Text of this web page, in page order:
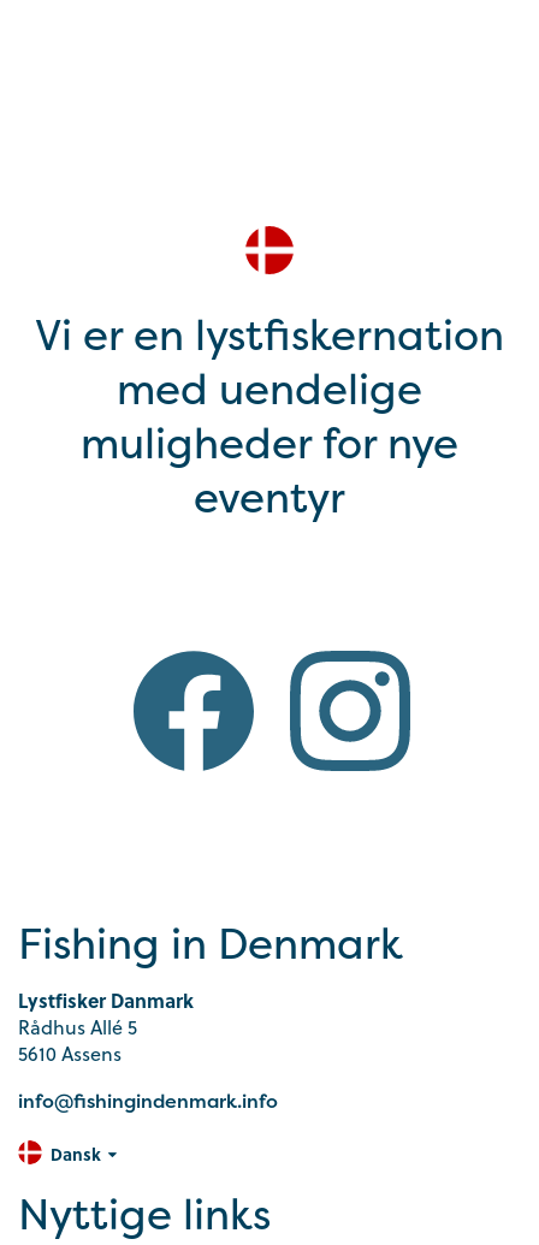
Vi er en lystfiskernation
med uendelige
muligheder for nye
eventyr
Fishing in Denmark
Lystfisker Danmark
Rådhus Allé 5
5610 Assens
info@fishingindenmark.info
Dansk
Nyttige links